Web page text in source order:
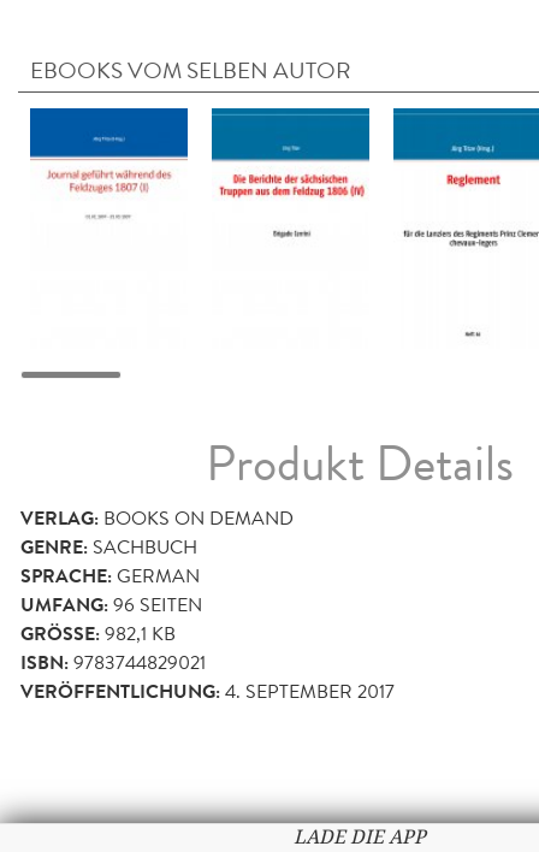
EBOOKS VOM SELBEN AUTOR
Produkt Details
VERLAG: BOOKS ON DEMAND
GENRE: SACHBUCH
SPRACHE:GERMAN
UMFANG:96 SEITEN
GRÖSSE: 982,1 KB
ISBN:9783744829021
VERÖFFENTLICHUNG:4. SEPTEMBER 2017
LADE DIE APP